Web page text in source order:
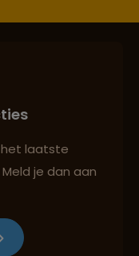
en milieu
het laatste
je dan aan